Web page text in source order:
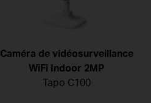
Caméra de vidéosurveillance
WiFi Indoor 2MP
Tapo C100